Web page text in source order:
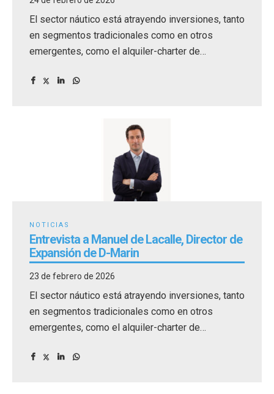
El sector náutico está atrayendo inversiones, tanto
en segmentos tradicionales como en otros
emergentes, como el alquiler-charter de
NOTICIAS
Entrevista a Manuel de Lacalle, Director de
Expansión de D-Marin
23 de febrero de 2026
El sector náutico está atrayendo inversiones, tanto
en segmentos tradicionales como en otros
emergentes, como el alquiler-charter de